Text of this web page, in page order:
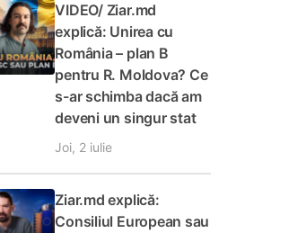
VIDEO/ Ziar.md
explică: Unirea cu
România – plan B
pentru R. Moldova? Ce
s-ar schimba dacă am
deveni un singur stat
Joi, 2 iulie
Ziar.md explică:
Consiliul European sau